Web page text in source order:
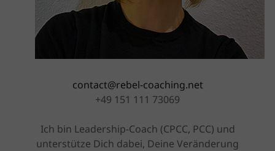
contact@rebel-coaching.net
+49 151 111 73069
Ich bin Leadership-Coach (CPCC, PCC) und
unterstütze Dich dabei, Deine Veränderung